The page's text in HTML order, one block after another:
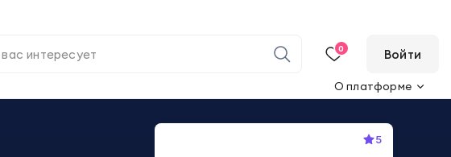
0 Войти
О платформе
5